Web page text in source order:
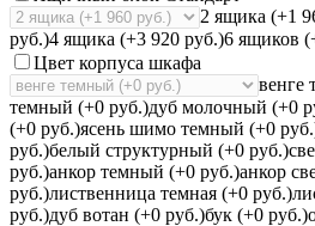
2 ящика (+1
руб.)4 ящика (+3 920 руб.)6 ящиков
Цвет корпуса шкафа
венге
темный (+0 руб.)дуб молочный (+0
(+0 руб.)ясень шимо темный (+0
руб.)белый структурный (+0 руб.)
руб.)анкор темный (+0 руб.)анкор
руб.)лиственница темная (+0 руб.)
руб.)дуб вотан (+0 руб.)бук (+0 руб.)